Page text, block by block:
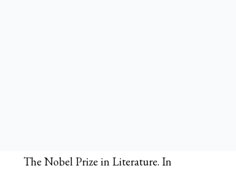
The Nobel Prize in Literature. In